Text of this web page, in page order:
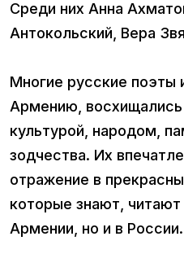
Среди них Анна
Антокольский, Вера
Многие русские поэты
Армению, восхищались
культурой, народом,
зодчества. Их
отражение в
которые знают,
Армении, но и в России.